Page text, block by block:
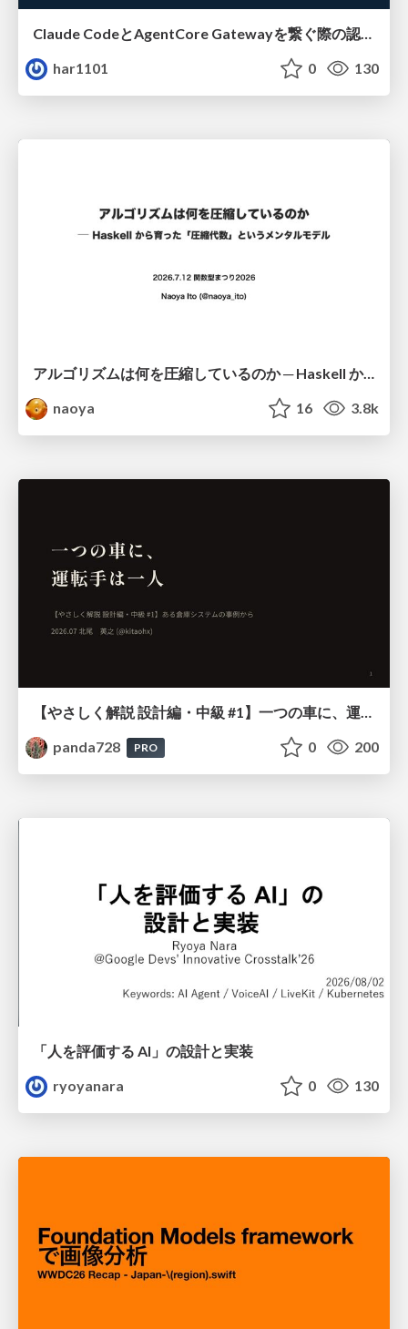
Claude CodeとAgentCore Gatewayを繋ぐ際の認証認可 / Authentication and authorization when connecting Claude Code with AgentCore Gateway
har1101
0 130
アルゴリズムは何を圧縮しているのか ─ Haskell から育った「圧縮代数」というメンタルモデル
naoya
16 3.8k
【やさしく解説 設計編・中級 #1】一つの車に、運転手は一人 ～ある倉庫システムの事例から～
panda728
PRO 0 200
「人を評価する AI」の 設計と実装
ryoyanara
0 130